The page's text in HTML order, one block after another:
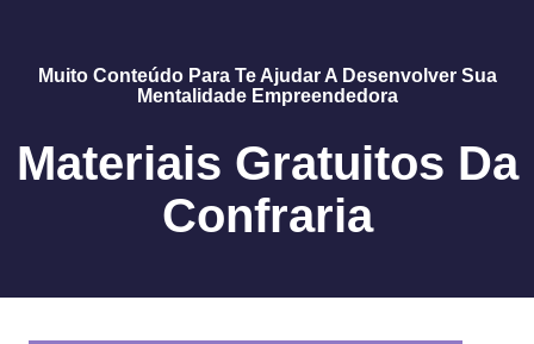
Muito Conteúdo Para Te Ajudar A Desenvolver Sua
Mentalidade Empreendedora
Materiais Gratuitos Da
Confraria